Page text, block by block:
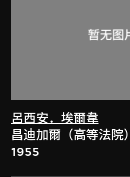
呂西安．埃爾韋
昌迪加爾（高等法院）
1955